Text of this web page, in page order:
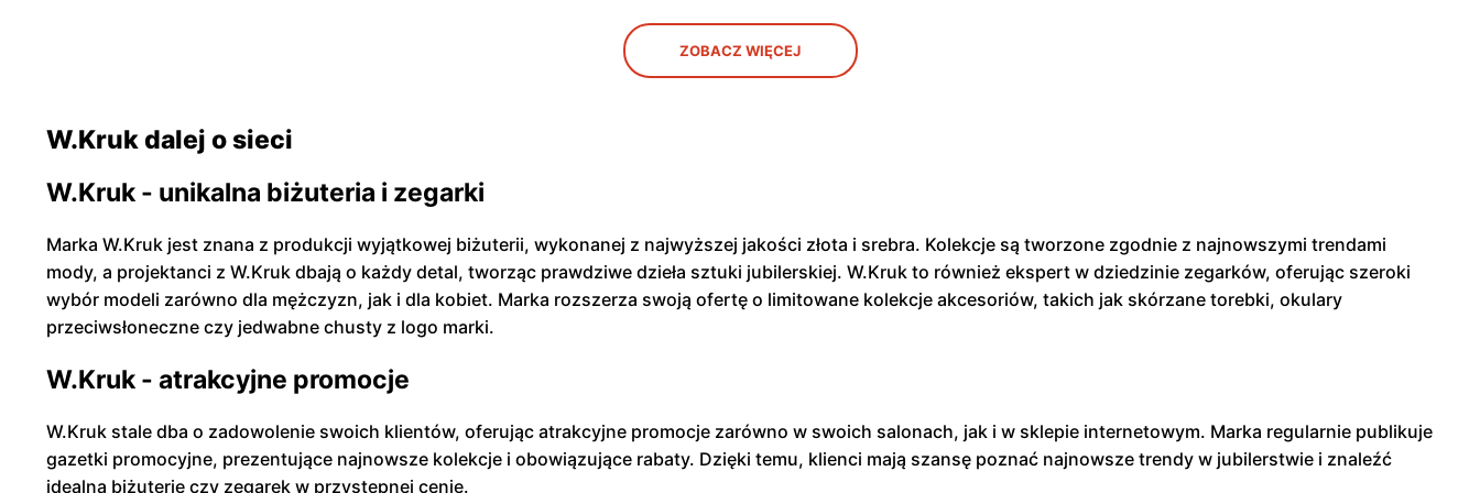
ZOBACZ WIĘCEJ
W.Kruk dalej o sieci
W.Kruk - unikalna biżuteria i zegarki
Marka W.Kruk jest znana z produkcji wyjątkowej biżuterii, wykonanej z najwyższej jakości złota i srebra. Kolekcje są tworzone zgodnie z najnowszymi trendami
mody, a projektanci z W.Kruk dbają o każdy detal, tworząc prawdziwe dzieła sztuki jubilerskiej. W.Kruk to również ekspert w dziedzinie zegarków, oferując szeroki
wybór modeli zarówno dla mężczyzn, jak i dla kobiet. Marka rozszerza swoją ofertę o limitowane kolekcje akcesoriów, takich jak skórzane torebki, okulary
przeciwsłoneczne czy jedwabne chusty z logo marki.
W.Kruk - atrakcyjne promocje
W.Kruk stale dba o zadowolenie swoich klientów, oferując atrakcyjne promocje zarówno w swoich salonach, jak i w sklepie internetowym. Marka regularnie publikuje
gazetki promocyjne, prezentujące najnowsze kolekcje i obowiązujące rabaty. Dzięki temu, klienci mają szansę poznać najnowsze trendy w jubilerstwie i znaleźć
idealną biżuterię czy zegarek w przystępnej cenie.